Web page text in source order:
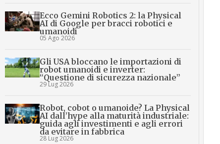
Ecco Gemini Robotics 2: la Physical
AI di Google per bracci robotici e
umanoidi
05 Ago 2026
Gli USA bloccano le importazioni di
robot umanoidi e inverter:
“Questione di sicurezza nazionale”
29 Lug 2026
Robot, cobot o umanoide? La Physical
AI dall’hype alla maturità industriale:
guida agli investimenti e agli errori
da evitare in fabbrica
28 Lug 2026